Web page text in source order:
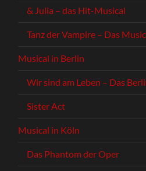
& Julia – das Hit-Musical
Tanz der Vampire – Das
Musical in Berlin
Wir sind am Leben – Das
Sister Act
Musical in Köln
Das Phantom der Oper